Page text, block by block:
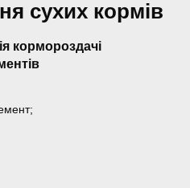
сухих кормів
кормороздачі